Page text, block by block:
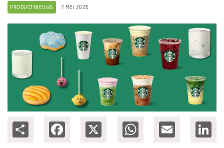
Columns
Groots ondernemen
PRODUCTNIEUWS 7 MEI 2026
Facebook WhatsAppEmail